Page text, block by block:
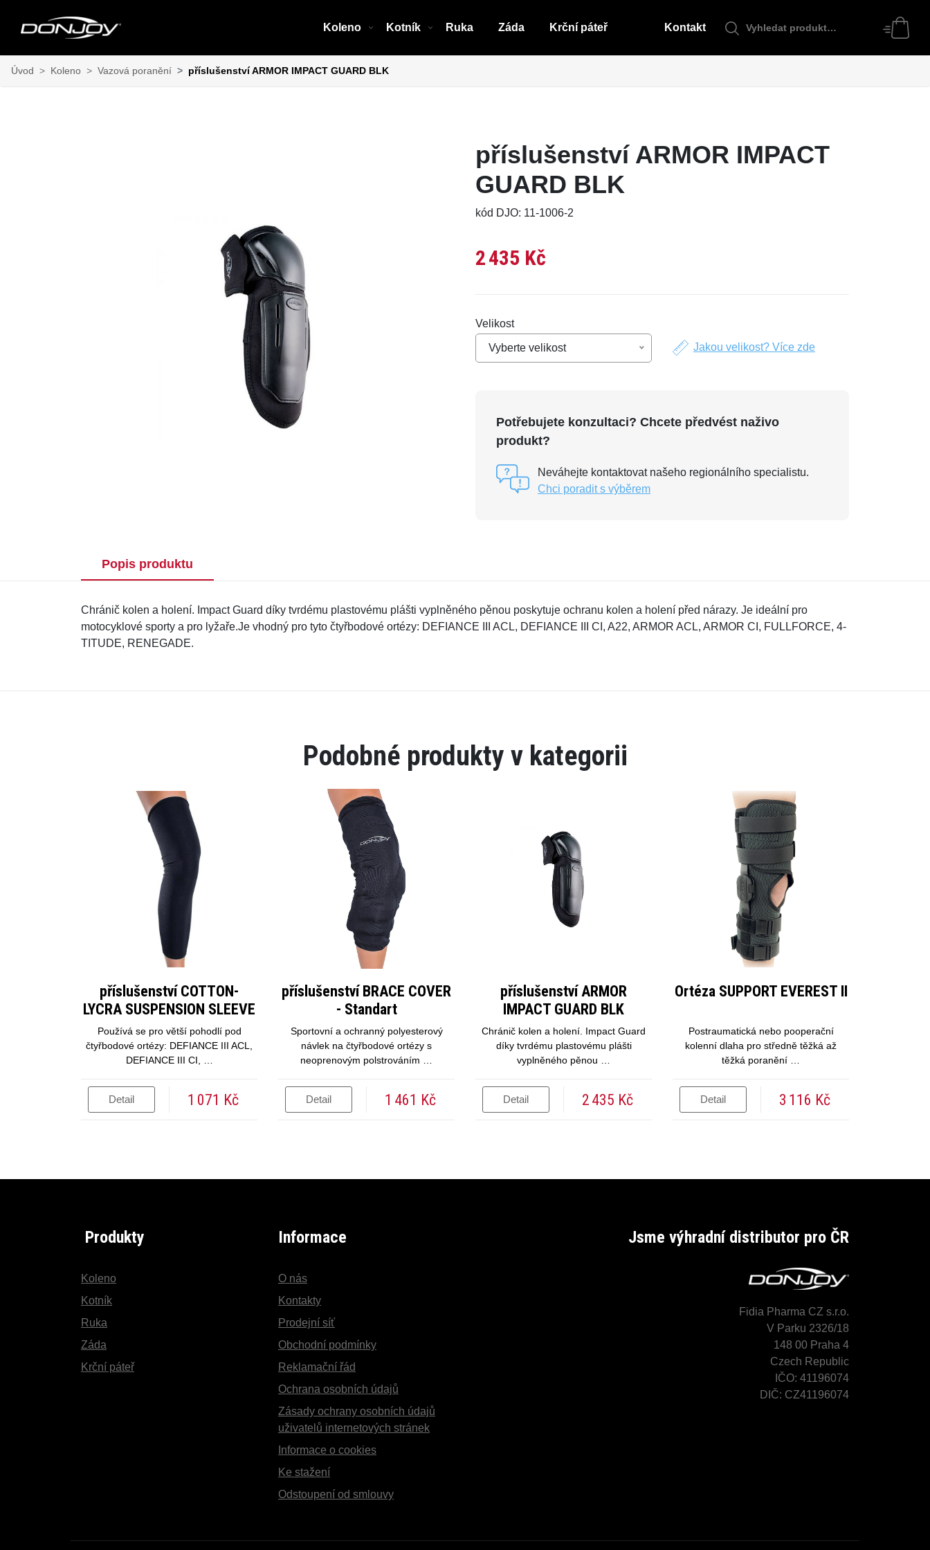
Koleno Kotník Ruka Záda Krční páteř Kontakt
Úvod Koleno Vazová poranění příslušenství ARMOR IMPACT GUARD BLK
příslušenství ARMOR IMPACT
GUARD BLK
kód DJO: 11-1006-2
2 435 Kč
Velikost
Vyberte velikost Jakou velikost? Více zde
Potřebujete konzultaci? Chcete předvést naživo
produkt?
Neváhejte kontaktovat našeho regionálního specialistu.
Chci poradit s výběrem
Popis produktu
Chránič kolen a holení. Impact Guard díky tvrdému plastovému plášti vyplněného pěnou poskytuje ochranu kolen a holení před nárazy. Je ideální pro
motocyklové sporty a pro lyžaře.Je vhodný pro tyto čtyřbodové ortézy: DEFIANCE III ACL, DEFIANCE III CI, A22, ARMOR ACL, ARMOR CI, FULLFORCE, 4-
TITUDE, RENEGADE.
Podobné produkty v kategorii
příslušenství COTTON-
LYCRA SUSPENSION SLEEVE
Používá se pro větší pohodlí pod
čtyřbodové ortézy: DEFIANCE III ACL,
DEFIANCE III CI, …
Detail 1 071 Kč
příslušenství BRACE COVER
- Standart
Sportovní a ochranný polyesterový
návlek na čtyřbodové ortézy s
neoprenovým polstrováním …
Detail 1 461 Kč
příslušenství ARMOR
IMPACT GUARD BLK
Chránič kolen a holení. Impact Guard
díky tvrdému plastovému plášti
vyplněného pěnou …
Detail 2 435 Kč
Ortéza SUPPORT EVEREST II
Postraumatická nebo pooperační
kolenní dlaha pro středně těžká až
těžká poranění …
Detail 3 116 Kč
Produkty
Koleno
Kotník
Ruka
Záda
Krční páteř
Informace
O nás
Kontakty
Prodejní síť
Obchodní podmínky
Reklamační řád
Ochrana osobních údajů
Zásady ochrany osobních údajů
uživatelů internetových stránek
Informace o cookies
Ke stažení
Odstoupení od smlouvy
Jsme výhradní distributor pro ČR
Fidia Pharma CZ s.r.o.
V Parku 2326/18
148 00 Praha 4
Czech Republic
IČO: 41196074
DIČ: CZ41196074